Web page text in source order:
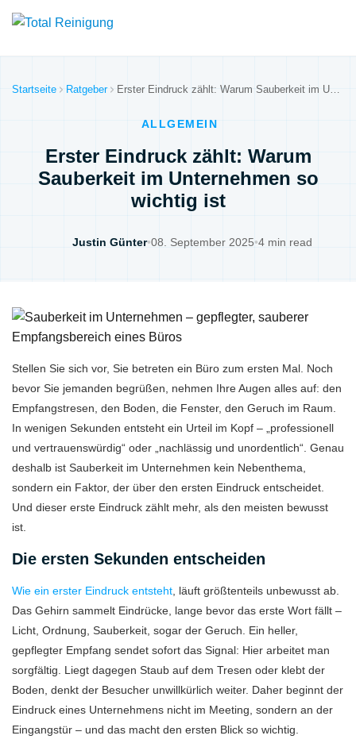
Startseite Ratgeber Erster Eindruck zählt: Warum Sauberkeit im Unternehmen so wichtig ist
ALLGEMEIN
Erster Eindruck zählt: Warum
Sauberkeit im Unternehmen so
wichtig ist
Justin Günter•08. September 2025•4 min read
Stellen Sie sich vor, Sie betreten ein Büro zum ersten Mal. Noch
bevor Sie jemanden begrüßen, nehmen Ihre Augen alles auf: den
Empfangstresen, den Boden, die Fenster, den Geruch im Raum.
In wenigen Sekunden entsteht ein Urteil im Kopf – „professionell
und vertrauenswürdig“ oder „nachlässig und unordentlich“. Genau
deshalb ist Sauberkeit im Unternehmen kein Nebenthema,
sondern ein Faktor, der über den ersten Eindruck entscheidet.
Und dieser erste Eindruck zählt mehr, als den meisten bewusst
ist.
Die ersten Sekunden entscheiden
Wie ein erster Eindruck entsteht , läuft größtenteils unbewusst ab.
Das Gehirn sammelt Eindrücke, lange bevor das erste Wort fällt –
Licht, Ordnung, Sauberkeit, sogar der Geruch. Ein heller,
gepflegter Empfang sendet sofort das Signal: Hier arbeitet man
sorgfältig. Liegt dagegen Staub auf dem Tresen oder klebt der
Boden, denkt der Besucher unwillkürlich weiter. Daher beginnt der
Eindruck eines Unternehmens nicht im Meeting, sondern an der
Eingangstür – und das macht den ersten Blick so wichtig.